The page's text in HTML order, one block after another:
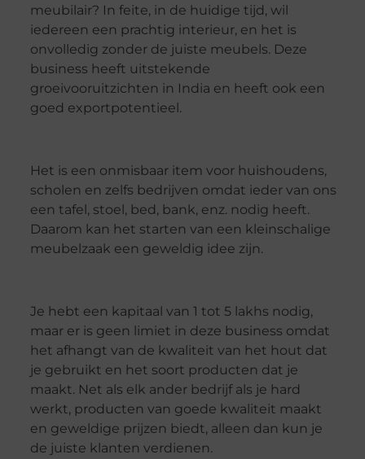
meubilair? In feite, in de huidige tijd, wil
iedereen een prachtig interieur, en het is
onvolledig zonder de juiste meubels. Deze
business heeft uitstekende
groeivooruitzichten in India en heeft ook een
goed exportpotentieel.
Het is een onmisbaar item voor huishoudens,
scholen en zelfs bedrijven omdat ieder van ons
een tafel, stoel, bed, bank, enz. nodig heeft.
Daarom kan het starten van een kleinschalige
meubelzaak een geweldig idee zijn.
Je hebt een kapitaal van 1 tot 5 lakhs nodig,
maar er is geen limiet in deze business omdat
het afhangt van de kwaliteit van het hout dat
je gebruikt en het soort producten dat je
maakt. Net als elk ander bedrijf als je hard
werkt, producten van goede kwaliteit maakt
en geweldige prijzen biedt, alleen dan kun je
de juiste klanten verdienen.